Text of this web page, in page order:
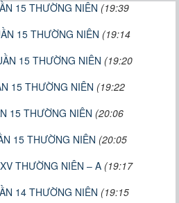
15 THƯỜNG NIÊN (19:39
15 THƯỜNG NIÊN (19:14
15 THƯỜNG NIÊN (19:20
15 THƯỜNG NIÊN (19:22
15 THƯỜNG NIÊN (20:06
15 THƯỜNG NIÊN (20:05
THƯỜNG NIÊN – A (19:17
14 THƯỜNG NIÊN (19:15